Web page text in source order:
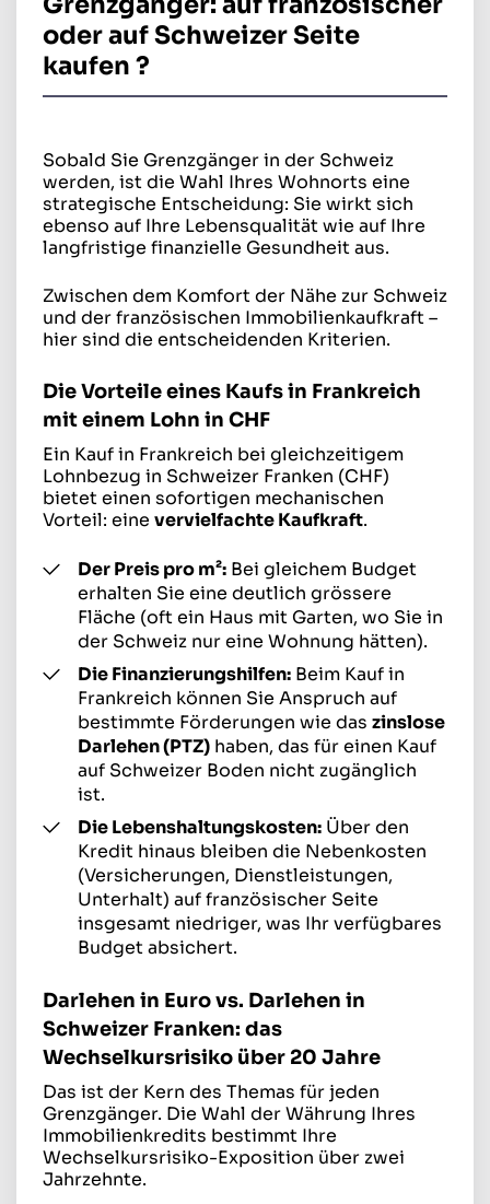
oder auf Schweizer Seite
kaufen ?
Sobald Sie Grenzgänger in der Schweiz
werden, ist die Wahl Ihres Wohnorts eine
strategische Entscheidung: Sie wirkt sich
ebenso auf Ihre Lebensqualität wie auf Ihre
langfristige finanzielle Gesundheit aus.
Zwischen dem Komfort der Nähe zur Schweiz
und der französischen Immobilienkaufkraft –
hier sind die entscheidenden Kriterien.
Die Vorteile eines Kaufs in Frankreich
mit einem Lohn in CHF
Ein Kauf in Frankreich bei gleichzeitigem
Lohnbezug in Schweizer Franken (CHF)
bietet einen sofortigen mechanischen
Vorteil: eine vervielfachte Kaufkraft.
Der Preis pro m²: Bei gleichem Budget
erhalten Sie eine deutlich grössere
Fläche (oft ein Haus mit Garten, wo Sie in
der Schweiz nur eine Wohnung hätten).
Die Finanzierungshilfen: Beim Kauf in
Frankreich können Sie Anspruch auf
bestimmte Förderungen wie das zinslose
Darlehen (PTZ) haben, das für einen Kauf
auf Schweizer Boden nicht zugänglich
ist.
Die Lebenshaltungskosten: Über den
Kredit hinaus bleiben die Nebenkosten
(Versicherungen, Dienstleistungen,
Unterhalt) auf französischer Seite
insgesamt niedriger, was Ihr verfügbares
Budget absichert.
Darlehen in Euro vs. Darlehen in
Schweizer Franken: das
Wechselkursrisiko über 20 Jahre
Das ist der Kern des Themas für jeden
Grenzgänger. Die Wahl der Währung Ihres
Immobilienkredits bestimmt Ihre
Wechselkursrisiko-Exposition über zwei
Jahrzehnte.